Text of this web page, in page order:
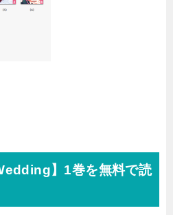
】1巻を無料で読